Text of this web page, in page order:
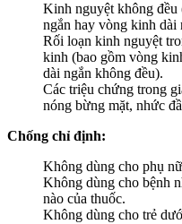
Kinh nguyệt không
ngắn hay vòng kinh dài
Rối loạn kinh nguyệt
kinh (bao gồm vòng
dài ngắn không đều).
Các triệu chứng trong
nóng bừng mặt, nhức
Chống chỉ định:
Không dùng cho phụ
Không dùng cho bệnh
nào của thuốc.
Không dùng cho trẻ